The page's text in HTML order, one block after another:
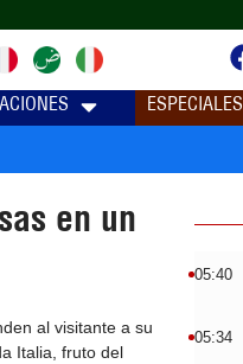
ESPECIALES
en un
al visitante a su
Italia, fruto del
05:40
05:34